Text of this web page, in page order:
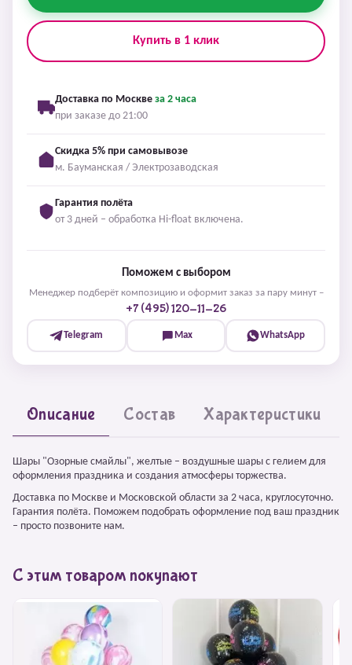
Купить в 1 клик
Доставка по Москве за 2 часа
при заказе до 21:00
Скидка 5% при самовывозе
м. Бауманская / Электрозаводская
Гарантия полёта
от 3 дней – обработка Hi-float включена.
Поможем с выбором
Менеджер подберёт композицию и оформит заказ за пару минут –
+7 (495) 120-11-26
Telegram Max WhatsApp
Описание Состав Характеристики
Шары "Озорные смайлы", желтые – воздушные шары с гелием для
оформления праздника и создания атмосферы торжества.
Доставка по Москве и Московской области за 2 часа, круглосуточно.
Гарантия полёта. Поможем подобрать оформление под ваш праздник
– просто позвоните нам.
С этим товаром покупают